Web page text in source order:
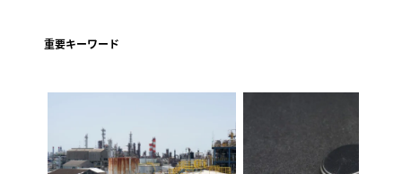
重要キーワード